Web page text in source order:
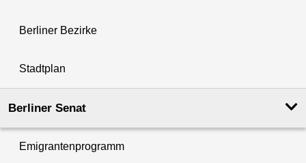
Berliner Bezirke
Stadtplan
Berliner Senat
Emigrantenprogramm